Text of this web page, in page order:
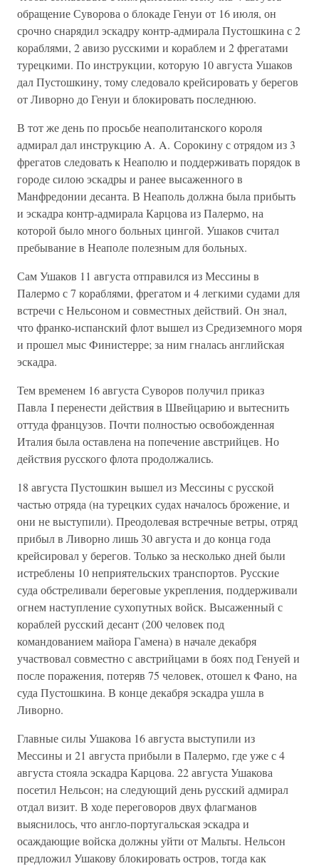
обращение Суворова о блокаде Генуи от 16 июля, он
срочно снарядил эскадру контр-адмирала Пустошкина с 2
кораблями, 2 авизо русскими и кораблем и 2 фрегатами
турецкими. По инструкции, которую 10 августа Ушаков
дал Пустошкину, тому следовало крейсировать у берегов
от Ливорно до Генуи и блокировать последнюю.
В тот же день по просьбе неаполитанского короля
адмирал дал инструкцию A. A. Сорокину с отрядом из 3
фрегатов следовать к Неаполю и поддерживать порядок в
городе силою эскадры и ранее высаженного в
Манфредонии десанта. В Неаполь должна была прибыть
и эскадра контр-адмирала Карцова из Палермо, на
которой было много больных цингой. Ушаков считал
пребывание в Неаполе полезным для больных.
Сам Ушаков 11 августа отправился из Мессины в
Палермо с 7 кораблями, фрегатом и 4 легкими судами для
встречи с Нельсоном и совместных действий. Он знал,
что франко-испанский флот вышел из Средиземного моря
и прошел мыс Финистерре; за ним гналась английская
эскадра.
Тем временем 16 августа Суворов получил приказ
Павла I перенести действия в Швейцарию и вытеснить
оттуда французов. Почти полностью освобожденная
Италия была оставлена на попечение австрийцев. Но
действия русского флота продолжались.
18 августа Пустошкин вышел из Мессины с русской
частью отряда (на турецких судах началось брожение, и
они не выступили). Преодолевая встречные ветры, отряд
прибыл в Ливорно лишь 30 августа и до конца года
крейсировал у берегов. Только за несколько дней были
истреблены 10 неприятельских транспортов. Русские
суда обстреливали береговые укрепления, поддерживали
огнем наступление сухопутных войск. Высаженный с
кораблей русский десант (200 человек под
командованием майора Гамена) в начале декабря
участвовал совместно с австрийцами в боях под Генуей и
после поражения, потеряв 75 человек, отошел к Фано, на
суда Пустошкина. В конце декабря эскадра ушла в
Ливорно.
Главные силы Ушакова 16 августа выступили из
Мессины и 21 августа прибыли в Палермо, где уже с 4
августа стояла эскадра Карцова. 22 августа Ушакова
посетил Нельсон; на следующий день русский адмирал
отдал визит. В ходе переговоров двух флагманов
выяснилось, что англо-португальская эскадра и
осаждающие войска должны уйти от Мальты. Нельсон
предложил Ушакову блокировать остров, тогда как